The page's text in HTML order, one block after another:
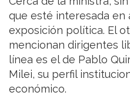
que esté interesada en
exposición política. El
mencionan dirigentes
línea es el de Pablo
Milei, su perfil
económico.